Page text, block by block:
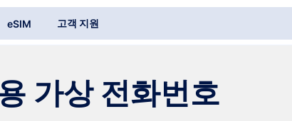
eSIM 고객 지원
가상 전화번호